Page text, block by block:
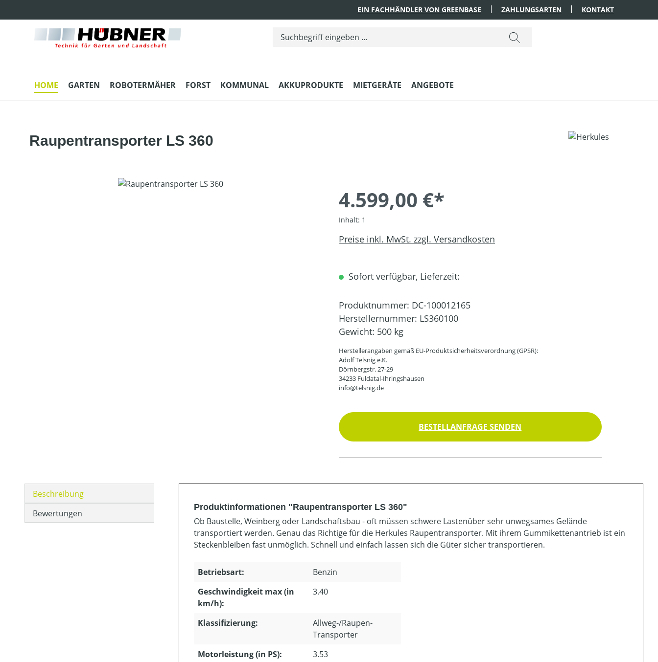
EIN FACHHÄNDLER VON GREENBASE ZAHLUNGSARTEN KONTAKT
HOME GARTEN ROBOTERMÄHER FORST KOMMUNAL AKKUPRODUKTE MIETGERÄTE ANGEBOTE
Raupentransporter LS 360
Bildergalerie überspringen
4.599,00 €*
Inhalt: 1
Preise inkl. MwSt. zzgl. Versandkosten
Sofort verfügbar, Lieferzeit:
Produktnummer: DC-100012165
Herstellernummer: LS360100
Gewicht: 500 kg
Herstellerangaben gemäß EU-Produktsicherheitsverordnung (GPSR):
Adolf Telsnig e.K.
Dörnbergstr. 27-29
34233 Fuldatal-Ihringshausen
info@telsnig.de
BESTELLANFRAGE SENDEN
Beschreibung
Bewertungen
Produktinformationen "Raupentransporter LS 360"
Ob Baustelle, Weinberg oder Landschaftsbau - oft müssen schwere Lastenüber sehr unwegsames Gelände
transportiert werden. Genau das Richtige für die Herkules Raupentransporter. Mit ihrem Gummikettenantrieb ist ein
Steckenbleiben fast unmöglich. Schnell und einfach lassen sich die Güter sicher transportieren.
Betriebsart:
Benzin
Geschwindigkeit max (in
km/h):
3.40
Klassifizierung:
Allweg-/Raupen-
Transporter
Motorleistung (in PS):
3.53